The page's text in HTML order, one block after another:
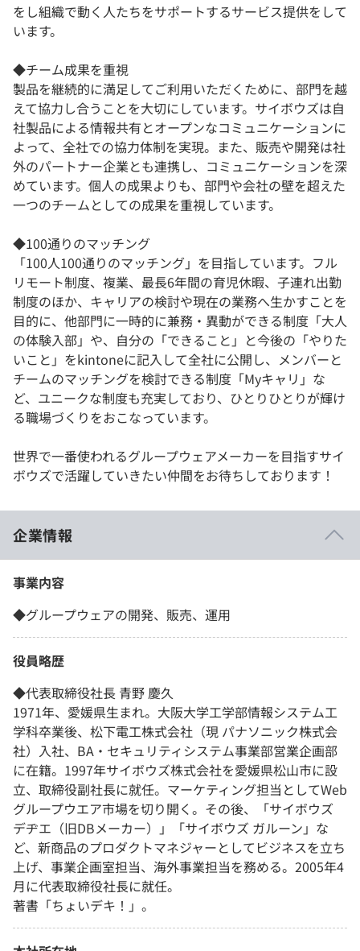
をし組織で動く人たちをサポートするサービス提供をして
います。
◆チーム成果を重視
製品を継続的に満足してご利用いただくために、部門を越
えて協力し合うことを大切にしています。サイボウズは自
社製品による情報共有とオープンなコミュニケーションに
よって、全社での協力体制を実現。また、販売や開発は社
外のパートナー企業とも連携し、コミュニケーションを深
めています。個人の成果よりも、部門や会社の壁を超えた
一つのチームとしての成果を重視しています。
◆100通りのマッチング
「100人100通りのマッチング」を目指しています。フル
リモート制度、複業、最長6年間の育児休暇、子連れ出勤
制度のほか、キャリアの検討や現在の業務へ生かすことを
目的に、他部門に一時的に兼務・異動ができる制度「大人
の体験入部」や、自分の「できること」と今後の「やりた
いこと」をkintoneに記入して全社に公開し、メンバーと
チームのマッチングを検討できる制度「Myキャリ」な
ど、ユニークな制度も充実しており、ひとりひとりが輝け
る職場づくりをおこなっています。
世界で一番使われるグループウェアメーカーを目指すサイ
ボウズで活躍していきたい仲間をお待ちしております！
企業情報
事業内容
◆グループウェアの開発、販売、運用
役員略歴
◆代表取締役社長 青野 慶久
1971年、愛媛県生まれ。大阪大学工学部情報システム工
学科卒業後、松下電工株式会社（現 パナソニック株式会
社）入社、BA・セキュリティシステム事業部営業企画部
に在籍。1997年サイボウズ株式会社を愛媛県松山市に設
立、取締役副社長に就任。マーケティング担当としてWeb
グループウエア市場を切り開く。その後、「サイボウズ
デヂエ（旧DBメーカー）」「サイボウズ ガルーン」な
ど、新商品のプロダクトマネジャーとしてビジネスを立ち
上げ、事業企画室担当、海外事業担当を務める。2005年4
月に代表取締役社長に就任。
著書「ちょいデキ！」。